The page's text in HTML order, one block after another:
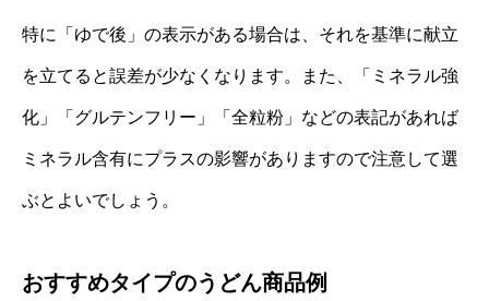
特に「ゆで後」の表示がある場合は、それを基準に献立
を立てると誤差が少なくなります。また、「ミネラル強
化」「グルテンフリー」「全粒粉」などの表記があれば
ミネラル含有にプラスの影響がありますので注意して選
ぶとよいでしょう。
おすすめタイプのうどん商品例